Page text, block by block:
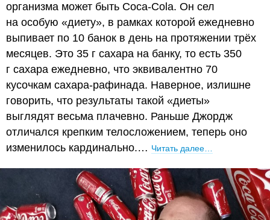
организма может быть Coca-Cola. Он сел
на особую «диету», в рамках которой ежедневно
выпивает по 10 банок в день на протяжении трёх
месяцев. Это 35 г сахара на банку, то есть 350
г сахара ежедневно, что эквивалентно 70
кусочкам сахара-рафинада. Наверное, излишне
говорить, что результаты такой «диеты»
выглядят весьма плачевно. Раньше Джордж
отличался крепким телосложением, теперь оно
изменилось кардинально.… Читать далее…